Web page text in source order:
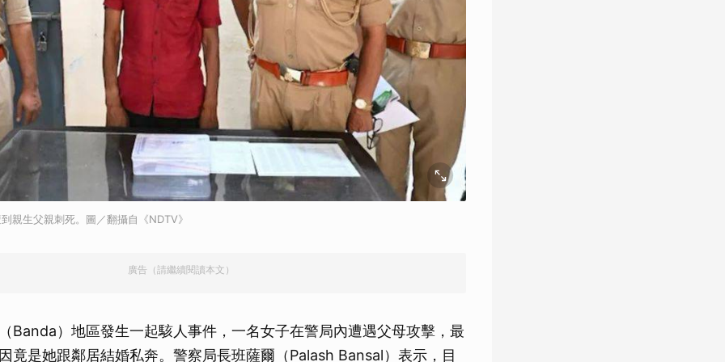
親生父親刺死。圖／翻攝自《NDTV》
廣告（請繼續閱讀本文）
Banda）地區發生一起駭人事件，一名女子在警局內遭遇父母攻擊，最
竟是她跟鄰居結婚私奔。警察局長班薩爾（Palash Bansal）表示，目